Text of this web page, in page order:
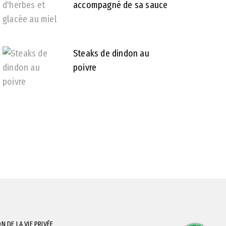
accompagné de sa sauce
Steaks de dindon au
poivre